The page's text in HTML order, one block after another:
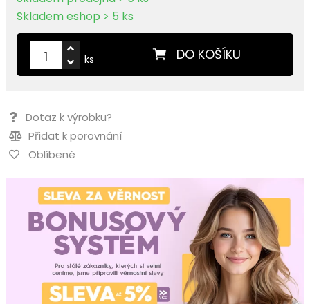
Skladem eshop > 5 ks
DO KOŠÍKU
ks
Dotaz k výrobku?
Přidat k porovnání
Oblíbené